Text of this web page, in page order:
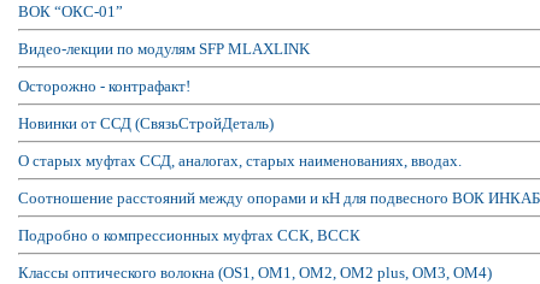
ВОК “ОКС-01”
Видео-лекции по модулям SFP MLAXLINK
Осторожно - контрафакт!
Новинки от ССД (СвязьСтройДеталь)
О старых муфтах ССД, аналогах, старых наименованиях, вводах.
Соотношение расстояний между опорами и кН для подвесного ВОК ИНКАБ
Подробно о компрессионных муфтах ССК, ВССК
Классы оптического волокна (OS1, ОМ1, ОМ2, ОМ2 plus, ОМ3, ОМ4)